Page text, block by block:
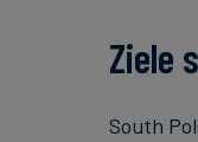
Ziele
South